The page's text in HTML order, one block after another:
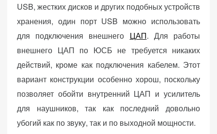
USB, жестких дисков и других подобных устройств
хранения, один порт USB можно использовать
для подключения внешнего ЦАП. Для работы
внешнего ЦАП по ЮСБ не требуется никаких
действий, кроме как подключения кабелем. Этот
вариант конструкции особенно хорош, поскольку
позволяет обойти внутренний ЦАП и усилитель
для наушников, так как последний довольно
убогий как по звуку, так и по выходной мощности.